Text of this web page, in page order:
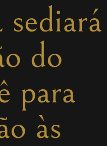
do
para
às